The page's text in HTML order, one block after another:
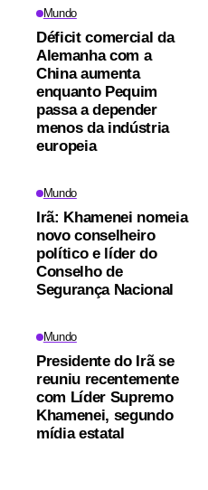
Mundo
Déficit comercial da
Alemanha com a
China aumenta
enquanto Pequim
passa a depender
menos da indústria
europeia
Mundo
Irã: Khamenei nomeia
novo conselheiro
político e líder do
Conselho de
Segurança Nacional
Mundo
Presidente do Irã se
reuniu recentemente
com Líder Supremo
Khamenei, segundo
mídia estatal